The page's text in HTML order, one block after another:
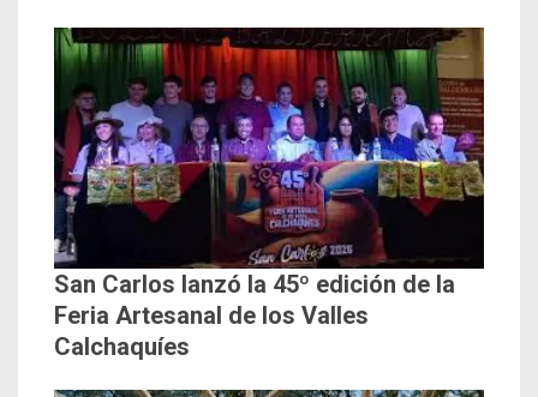
San Carlos lanzó la 45º edición de la
Feria Artesanal de los Valles
Calchaquíes